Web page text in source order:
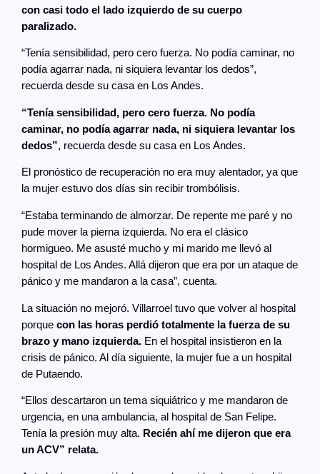
con casi todo el lado izquierdo de su cuerpo
paralizado.
“Tenía sensibilidad, pero cero fuerza. No podía caminar, no
podía agarrar nada, ni siquiera levantar los dedos”,
recuerda desde su casa en Los Andes.
“Tenía sensibilidad, pero cero fuerza. No podía
caminar, no podía agarrar nada, ni siquiera levantar los
dedos”, recuerda desde su casa en Los Andes.
El pronóstico de recuperación no era muy alentador, ya que
la mujer estuvo dos días sin recibir trombólisis.
“Estaba terminando de almorzar. De repente me paré y no
pude mover la pierna izquierda. No era el clásico
hormigueo. Me asusté mucho y mi marido me llevó al
hospital de Los Andes. Allá dijeron que era por un ataque de
pánico y me mandaron a la casa”, cuenta.
La situación no mejoró. Villarroel tuvo que volver al hospital
porquecon las horas perdió totalmente la fuerza de su
brazo y mano izquierda. En el hospital insistieron en la
crisis de pánico. Al día siguiente, la mujer fue a un hospital
de Putaendo.
“Ellos descartaron un tema siquiátrico y me mandaron de
urgencia, en una ambulancia, al hospital de San Felipe.
Tenía la presión muy alta. Recién ahí me dijeron que era
un ACV” relata.